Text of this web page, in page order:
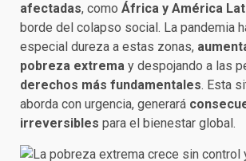
afectadas, como África y América
borde del colapso social. La pandemia
especial dureza a estas zonas,
pobreza extrema y despojando a las
derechos más fundamentales. Esta
aborda con urgencia, generará
irreversibles para el bienestar global.